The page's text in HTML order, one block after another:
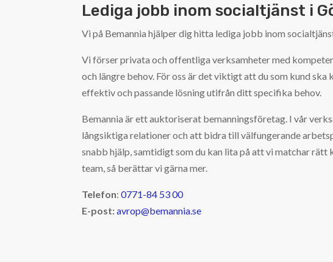
Lediga jobb inom socialtjänst i
Vi på Bemannia hjälper dig hitta lediga jobb inom
Vi förser privata och offentliga verksamheter med
och längre behov. För oss är det viktigt att du som kund
effektiv och passande lösning utifrån ditt specifika behov.
Bemannia är ett auktoriserat bemanningsföretag. I vår
långsiktiga relationer och att bidra till välfungerande
snabb hjälp, samtidigt som du kan lita på att vi matchar
team, så berättar vi gärna mer.
Telefon:0771-84 53 00
E-post:avrop@bemannia.se